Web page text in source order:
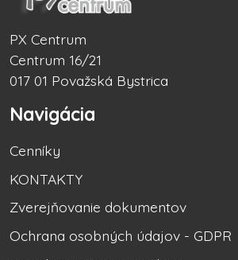
PX Centrum
Centrum 16/21
017 01 Považská Bystrica
Navigácia
Cenníky
KONTAKTY
Zverejňovanie dokumentov
Ochrana osobných údajov - GDPR